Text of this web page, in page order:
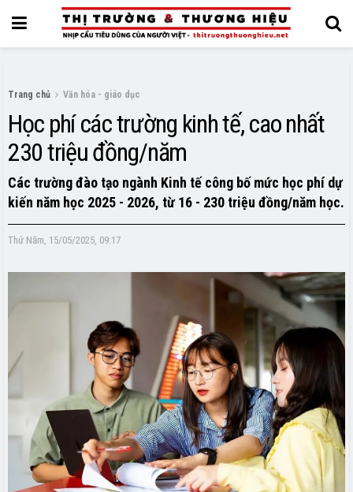
Trang chủ Văn hóa - giáo dục
Học phí các trường kinh tế, cao nhất
230 triệu đồng/năm
Các trường đào tạo ngành Kinh tế công bố mức học phí dự
kiến năm học 2025 - 2026, từ 16 - 230 triệu đồng/năm học.
Thứ Năm, 15/05/2025, 09:17